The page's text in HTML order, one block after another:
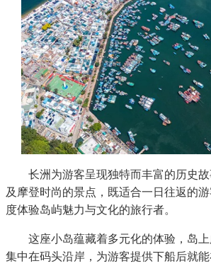
长洲为游客呈现独特而丰富的历史
及摩登时尚的景点，既适合一日往返的
度体验岛屿魅力与文化的旅行者。
这座小岛蕴藏着多元化的体验，岛
集中在码头沿岸，为游客提供下船后就